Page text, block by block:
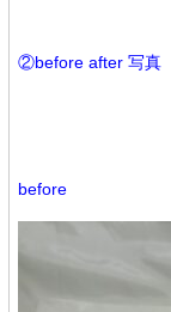
②before after 写真
before